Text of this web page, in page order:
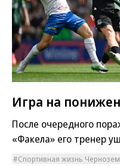
Игра на
После очередного
«Факела» его тренер
Спортивная жизнь